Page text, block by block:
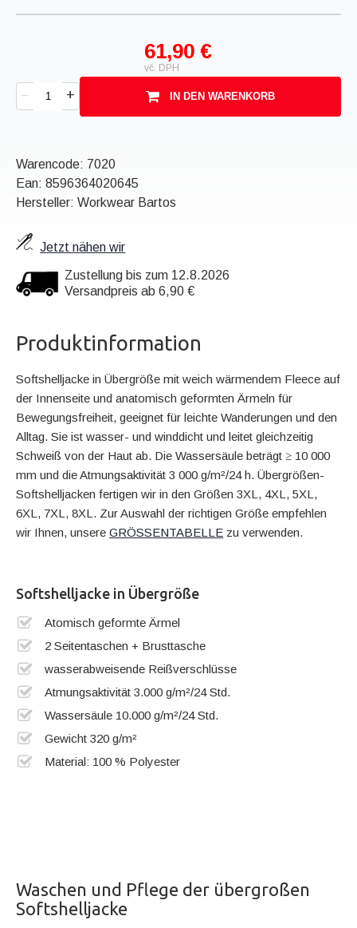
61,90 €
vč. DPH
– + IN DEN WARENKORB
Warencode: 7020
Ean:8596364020645
Hersteller: Workwear Bartos
Jetzt nähen wir
Zustellung bis zum 12.8.2026
Versandpreis ab 6,90 €
Produktinformation
Softshelljacke in Übergröße mit weich wärmendem Fleece auf
der Innenseite und anatomisch geformten Ärmeln für
Bewegungsfreiheit, geeignet für leichte Wanderungen und den
Alltag. Sie ist wasser- und winddicht und leitet gleichzeitig
Schweiß von der Haut ab. Die Wassersäule beträgt ≥ 10 000
mm und die Atmungsaktivität 3 000 g/m²/24 h. Übergrößen-
Softshelljacken fertigen wir in den Größen 3XL, 4XL, 5XL,
6XL, 7XL, 8XL. Zur Auswahl der richtigen Größe empfehlen
wir Ihnen, unsereGRÖSSENTABELLE zu verwenden.
Softshelljacke in Übergröße
Atomisch geformte Ärmel
2 Seitentaschen + Brusttasche
wasserabweisende Reißverschlüsse
Atmungsaktivität 3.000 g/m²/24 Std.
Wassersäule 10.000 g/m²/24 Std.
Gewicht 320 g/m²
Material: 100 % Polyester
Waschen und Pflege der übergroßen
Softshelljacke